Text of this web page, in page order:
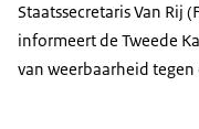
Staatssecretaris Van Rij
informeert de Tweede
van weerbaarheid